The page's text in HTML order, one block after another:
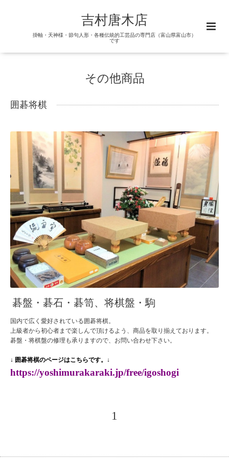
吉村唐木店
掛軸・天神様・節句人形・各種伝統的工芸品の専門店（富山県富山市）
です
その他商品
囲碁将棋
碁盤・碁石・碁笥、将棋盤・駒
国内で広く愛好されている囲碁将棋。
上級者から初心者まで楽しんで頂けるよう、商品を取り揃えております。
碁盤・将棋盤の修理も承りますので、お問い合わせ下さい。
↓ 囲碁将棋のページはこちらです。↓
https://yoshimurakaraki.jp/free/igoshogi
1